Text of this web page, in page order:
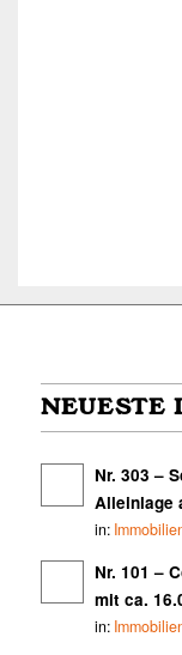
NEUESTE
Nr. 303 –
Alleinlage
in:
Nr. 101 –
mit ca.
in: